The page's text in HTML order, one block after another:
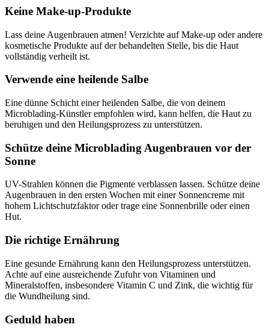
Keine Make-up-Produkte
Lass deine Augenbrauen atmen! Verzichte auf Make-up oder andere
kosmetische Produkte auf der behandelten Stelle, bis die Haut
vollständig verheilt ist.
Verwende eine heilende Salbe
Eine dünne Schicht einer heilenden Salbe, die von deinem
Microblading-Künstler empfohlen wird, kann helfen, die Haut zu
beruhigen und den Heilungsprozess zu unterstützen.
Schütze deine Microblading Augenbrauen vor der
Sonne
UV-Strahlen können die Pigmente verblassen lassen. Schütze deine
Augenbrauen in den ersten Wochen mit einer Sonnencreme mit
hohem Lichtschutzfaktor oder trage eine Sonnenbrille oder einen
Hut.
Die richtige Ernährung
Eine gesunde Ernährung kann den Heilungsprozess unterstützen.
Achte auf eine ausreichende Zufuhr von Vitaminen und
Mineralstoffen, insbesondere Vitamin C und Zink, die wichtig für
die Wundheilung sind.
Geduld haben